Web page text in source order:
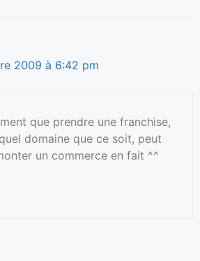
2009 à 6:42 pm
que prendre une franchise,
domaine que ce soit, peut
un commerce en fait ^^